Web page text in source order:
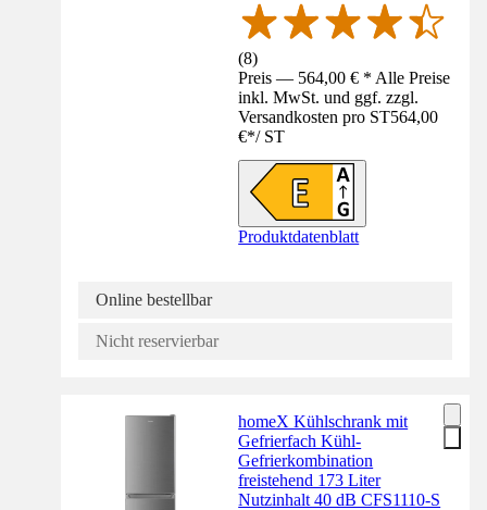
(8)
Preis — 564,00 € * Alle Preise
inkl. MwSt. und ggf. zzgl.
Versandkosten pro ST564,00
€*/ ST
Produktdatenblatt
Online bestellbar
Nicht reservierbar
homeX Kühlschrank mit
Gefrierfach Kühl-
Gefrierkombination
freistehend 173 Liter
Nutzinhalt 40 dB CFS1110-S